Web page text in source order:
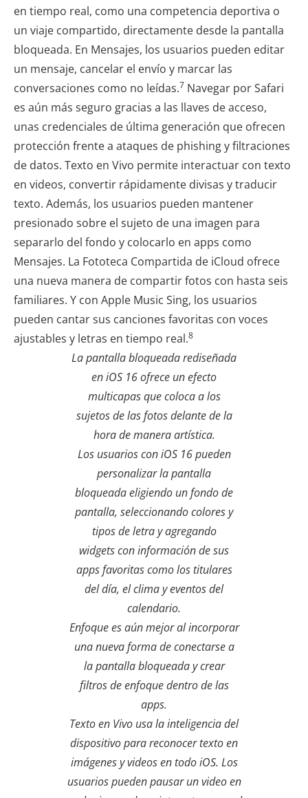
en tiempo real, como una competencia deportiva o
un viaje compartido, directamente desde la pantalla
bloqueada. En Mensajes, los usuarios pueden editar
un mensaje, cancelar el envío y marcar las
conversaciones como no leídas.7 Navegar por Safari
es aún más seguro gracias a las llaves de acceso,
unas credenciales de última generación que ofrecen
protección frente a ataques de phishing y filtraciones
de datos. Texto en Vivo permite interactuar con texto
en videos, convertir rápidamente divisas y traducir
texto. Además, los usuarios pueden mantener
presionado sobre el sujeto de una imagen para
separarlo del fondo y colocarlo en apps como
Mensajes. La Fototeca Compartida de iCloud ofrece
una nueva manera de compartir fotos con hasta seis
familiares. Y con Apple Music Sing, los usuarios
pueden cantar sus canciones favoritas con voces
ajustables y letras en tiempo real.8
La pantalla bloqueada rediseñada
en iOS 16 ofrece un efecto
multicapas que coloca a los
sujetos de las fotos delante de la
hora de manera artística.
Los usuarios con iOS 16 pueden
personalizar la pantalla
bloqueada eligiendo un fondo de
pantalla, seleccionando colores y
tipos de letra y agregando
widgets con información de sus
apps favoritas como los titulares
del día, el clima y eventos del
calendario.
Enfoque es aún mejor al incorporar
una nueva forma de conectarse a
la pantalla bloqueada y crear
filtros de enfoque dentro de las
apps.
Texto en Vivo usa la inteligencia del
dispositivo para reconocer texto en
imágenes y videos en todo iOS. Los
usuarios pueden pausar un video en